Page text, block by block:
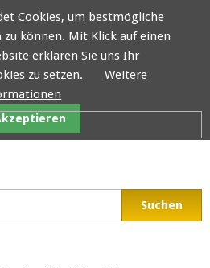
Cookies, um bestmögliche
können. Mit Klick auf einen
erklären Sie uns Ihr
zu setzen.
Weitere